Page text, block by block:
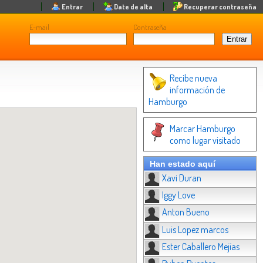
E-mail Contraseña
Entrar Date de alta Recuperar contraseña
Recibe nueva
información de
Hamburgo
Marcar Hamburgo
como lugar visitado
Han estado aquí
Xavi Duran
Iggy Love
Anton Bueno
Luis Lopez marcos
Ester Caballero Mejías